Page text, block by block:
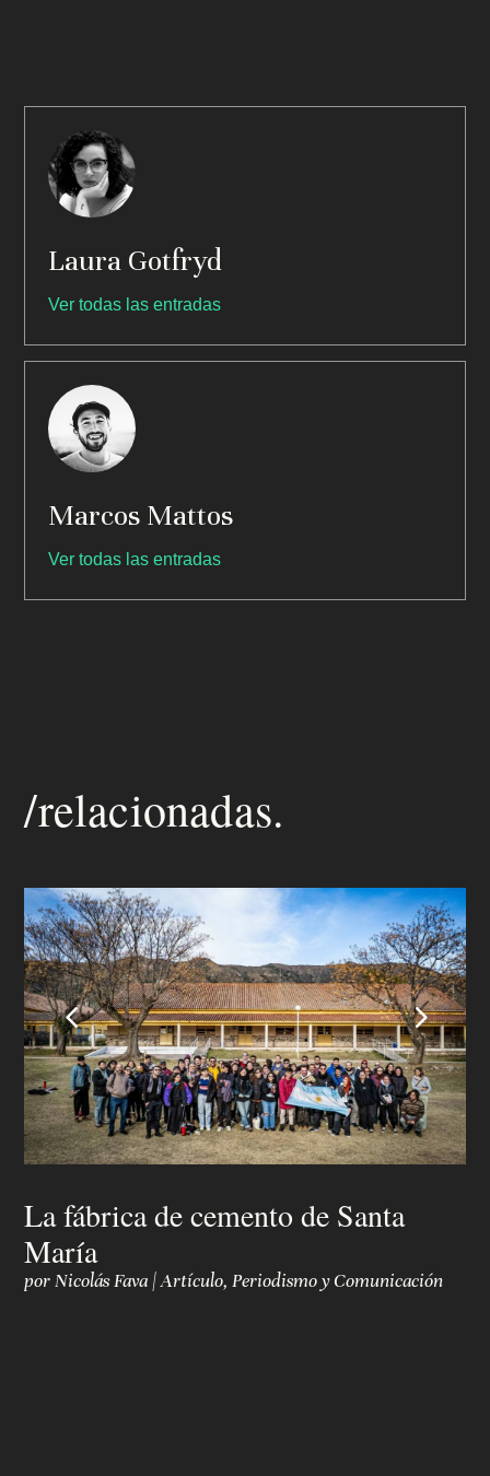
Laura Gotfryd
Ver todas las entradas
Marcos Mattos
Ver todas las entradas
/relacionadas.
4 5
La fábrica de cemento de Santa
María
porNicolás Fava |Artículo,Periodismo y Comunicación